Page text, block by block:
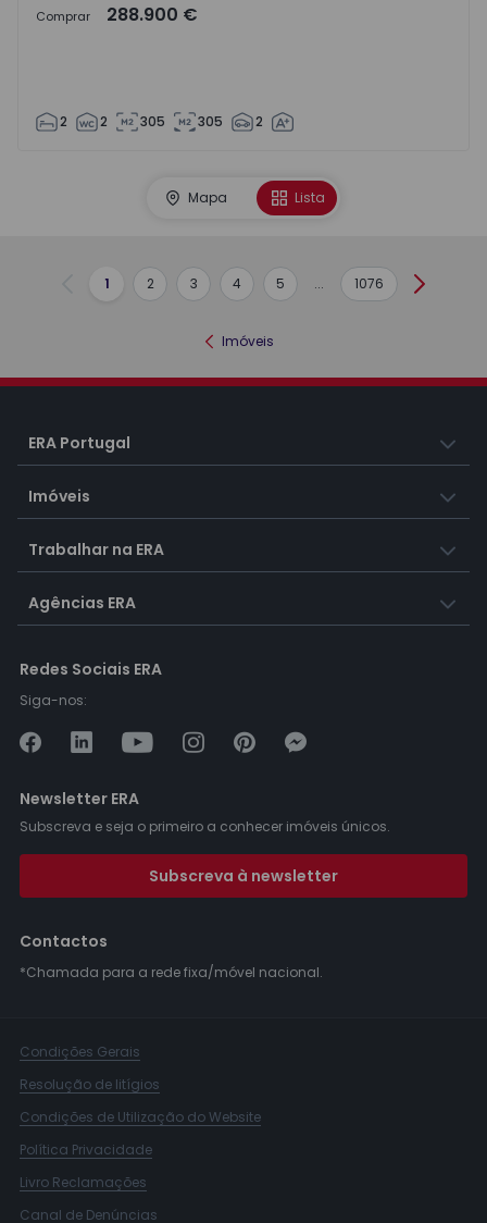
Comprar 288.900 €
2 2 305 305 2
Mapa Lista
Anterior
1 2 3 4 5 ... 1076
Imóveis
ERA Portugal
Imóveis
Trabalhar na ERA
Agências ERA
Redes Sociais ERA
Siga-nos:
Newsletter ERA
Subscreva e seja o primeiro a conhecer imóveis únicos.
Subscreva à newsletter
Contactos
*Chamada para a rede fixa/móvel nacional.
Condições Gerais
Resolução de litígios
Condições de Utilização do Website
Política Privacidade
Livro Reclamações
Canal de Denúncias